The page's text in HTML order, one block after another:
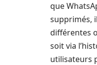
que
supprimés,
différentes
soit via
utilisateurs